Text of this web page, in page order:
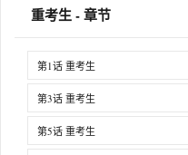
重考生 - 章节
第1话 重考生
第3话 重考生
第5话 重考生